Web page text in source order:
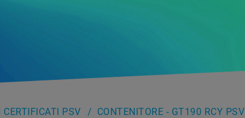
PSV CONTENITORE - GT190 RCY PSV